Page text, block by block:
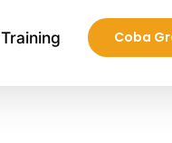
Training Coba